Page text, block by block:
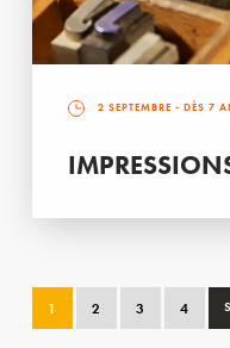
2 SEPTEMBRE - DÈS 7
1 2 3 4